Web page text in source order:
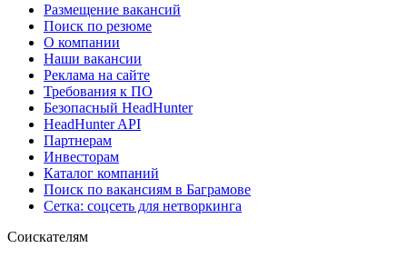
Размещение вакансий
Поиск по резюме
О компании
Наши вакансии
Реклама на сайте
Требования к ПО
Безопасный HeadHunter
HeadHunter API
Партнерам
Инвесторам
Каталог компаний
Поиск по вакансиям в Баграмове
Сетка: соцсеть для нетворкинга
Соискателям